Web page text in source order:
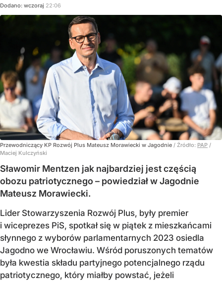
Dodano: wczoraj 22:06
Przewodniczący KP Rozwój Plus Mateusz Morawiecki w Jagodnie / Źródło: PAP /
Maciej Kulczyński
Sławomir Mentzen jak najbardziej jest częścią
obozu patriotycznego – powiedział w Jagodnie
Mateusz Morawiecki.
Lider Stowarzyszenia Rozwój Plus, były premier
i wiceprezes PiS, spotkał się w piątek z mieszkańcami
słynnego z wyborów parlamentarnych 2023 osiedla
Jagodno we Wrocławiu. Wśród poruszonych tematów
była kwestia składu partyjnego potencjalnego rządu
patriotycznego, który miałby powstać, jeżeli